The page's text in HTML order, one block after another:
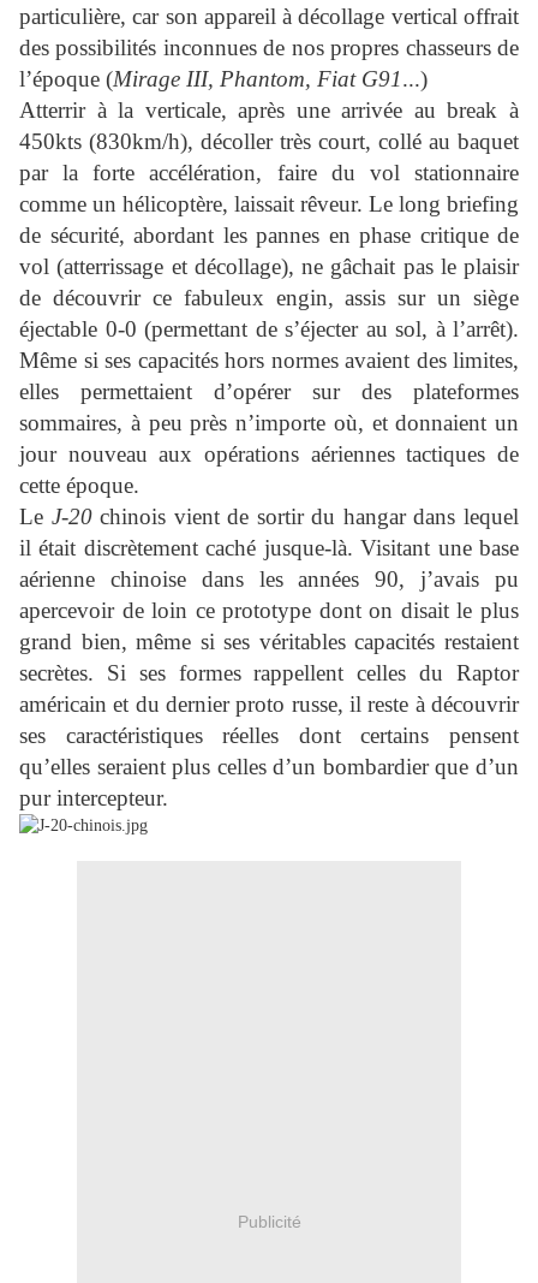
particulière, car son appareil à décollage vertical offrait
des possibilités inconnues de nos propres chasseurs de
l’époque (Mirage III, Phantom, Fiat G91...)
Atterrir à la verticale, après une arrivée au break à
450kts (830km/h), décoller très court, collé au baquet
par la forte accélération, faire du vol stationnaire
comme un hélicoptère, laissait rêveur. Le long briefing
de sécurité, abordant les pannes en phase critique de
vol (atterrissage et décollage), ne gâchait pas le plaisir
de découvrir ce fabuleux engin, assis sur un siège
éjectable 0-0 (permettant de s’éjecter au sol, à l’arrêt).
Même si ses capacités hors normes avaient des limites,
elles permettaient d’opérer sur des plateformes
sommaires, à peu près n’importe où, et donnaient un
jour nouveau aux opérations aériennes tactiques de
cette époque.
Le J-20chinois vient de sortir du hangar dans lequel
il était discrètement caché jusque-là. Visitant une base
aérienne chinoise dans les années 90, j’avais pu
apercevoir de loin ce prototype dont on disait le plus
grand bien, même si ses véritables capacités restaient
secrètes. Si ses formes rappellent celles du Raptor
américain et du dernier proto russe, il reste à découvrir
ses caractéristiques réelles dont certains pensent
qu’elles seraient plus celles d’un bombardier que d’un
pur intercepteur.
Publicité